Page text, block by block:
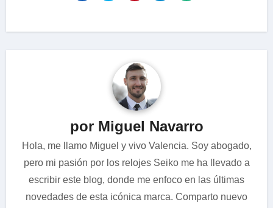
por Miguel Navarro
Hola, me llamo Miguel y vivo Valencia. Soy abogado,
pero mi pasión por los relojes Seiko me ha llevado a
escribir este blog, donde me enfoco en las últimas
novedades de esta icónica marca. Comparto nuevo